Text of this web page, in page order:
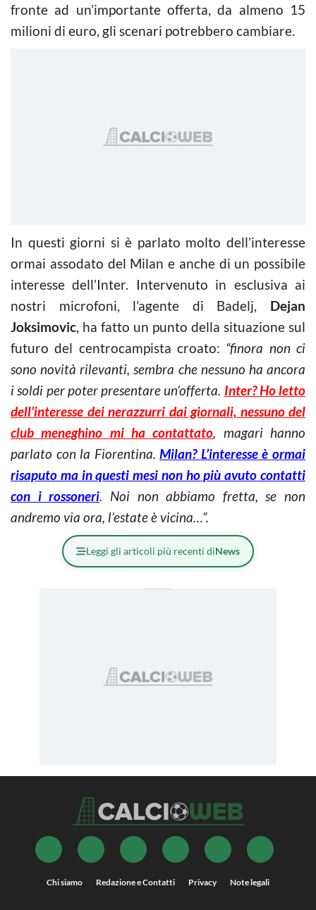
fronte ad un’importante offerta, da almeno 15
milioni di euro, gli scenari potrebbero cambiare.
In questi giorni si è parlato molto dell’interesse
ormai assodato del Milan e anche di un possibile
interesse dell’Inter. Intervenuto in esclusiva ai
nostri microfoni, l’agente di Badelj, Dejan
Joksimovic, ha fatto un punto della situazione sul
futuro del centrocampista croato: “finora non ci
sono novità rilevanti, sembra che nessuno ha ancora
i soldi per poter presentare un’offerta. Inter? Ho letto
dell’interesse dei nerazzurri dai giornali, nessuno del
club meneghino mi ha contattato, magari hanno
parlato con la Fiorentina.Milan? L’interesse è ormai
risaputo ma in questi mesi non ho più avuto contatti
con i rossoneri. Noi non abbiamo fretta, se non
andremo via ora, l’estate è vicina…”.
Leggi gli articoli più recenti diNews
Chi siamo Redazione e Contatti Privacy Note legali